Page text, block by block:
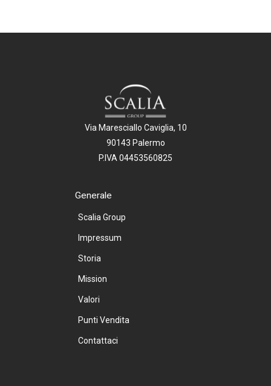
Via Maresciallo Caviglia, 10
90143 Palermo
P.IVA 04453560825
Generale
Scalia Group
Impressum
Storia
Mission
Valori
Punti Vendita
Contattaci